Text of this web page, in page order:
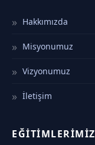
Hakkımızda
Misyonumuz
Vizyonumuz
İletişim
EĞITIMLERIMIZ